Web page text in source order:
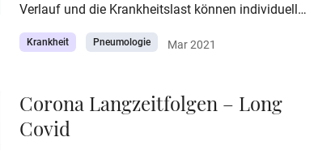
Verlauf und die Krankheitslast können individuell
sehr verschieden sein. Während leichtes und gut
behandeltes Asthma Betroffene häufig kaum
Formen von Asthma es gibt, wie die Erkrankung
behandelt wird, was wichtig ist um Asthmaanfällen
Krankheit Pneumologie Mar 2021
Corona Langzeitfolgen – Long
Covid